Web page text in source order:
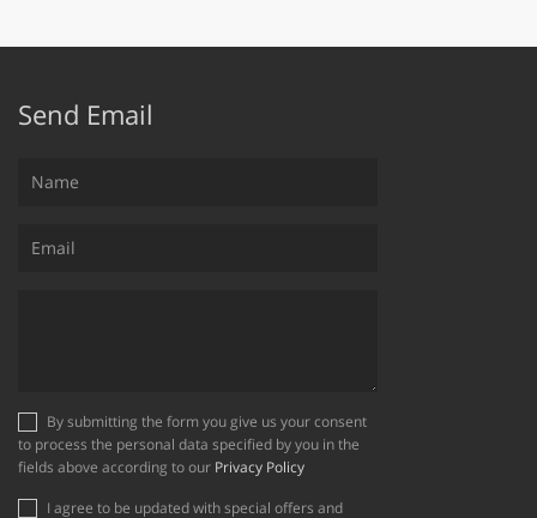
Send Email
to process the personal data specified by you in the
fields above according to our Privacy Policy